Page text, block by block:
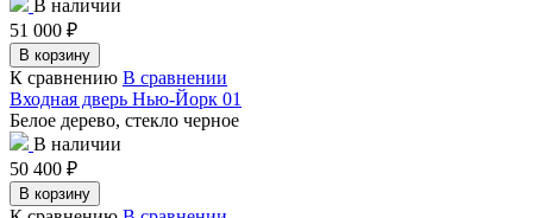
В наличии
51 000 ₽
В корзину
К сравнению В сравнении
Входная дверь Нью-Йорк 01
Белое дерево, стекло черное
В наличии
50 400 ₽
В корзину